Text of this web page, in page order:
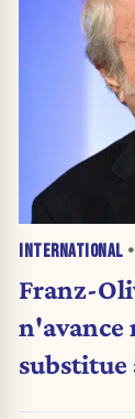
INTERNATIONAL
Franz-
n'avance
substitue